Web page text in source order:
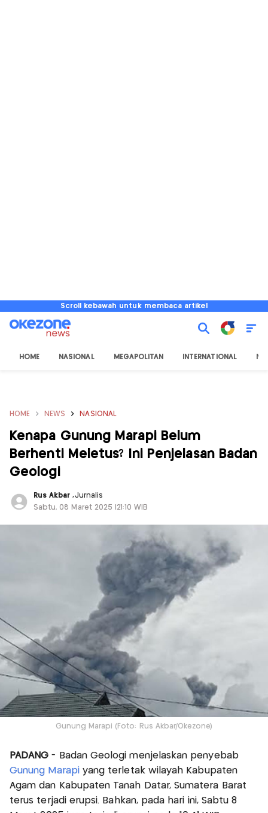
Scroll kebawah untuk membaca artikel
HOME NASIONAL MEGAPOLITAN INTERNATIONAL
HOME NEWS NASIONAL
Kenapa Gunung Marapi Belum
Berhenti Meletus? Ini Penjelasan Badan
Geologi
Rus Akbar,Jurnalis
Sabtu, 08 Maret 2025 |21:10 WIB
Gunung Marapi (Foto: Rus Akbar/Okezone)
PADANG - Badan Geologi menjelaskan penyebab
Gunung Marapi yang terletak wilayah Kabupaten
Agam dan Kabupaten Tanah Datar, Sumatera Barat
terus terjadi erupsi. Bahkan, pada hari ini, Sabtu 8